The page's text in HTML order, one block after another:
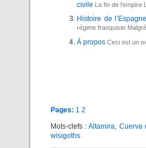
civile La fin de l'empire
Histoire de
régime franquiste
À propos Ceci est un
Pages: 1 2
Mots-clefs :Altamira, Cuerva
wisigoths